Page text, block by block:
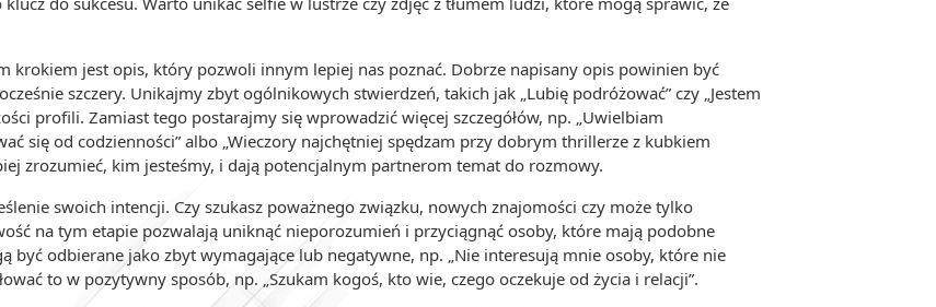
krokiem jest opis, który pozwoli innym lepiej nas poznać. Dobrze napisany opis powinien być
szczery. Unikajmy zbyt ogólnikowych stwierdzeń, takich jak „Lubię podróżować” czy „Jestem
profili. Zamiast tego postarajmy się wprowadzić więcej szczegółów, np. „Uwielbiam
się od codzienności” albo „Wieczory najchętniej spędzam przy dobrym thrillerze z kubkiem
zrozumieć, kim jesteśmy, i dają potencjalnym partnerom temat do rozmowy.
swoich intencji. Czy szukasz poważnego związku, nowych znajomości czy może tylko
na tym etapie pozwalają uniknąć nieporozumień i przyciągnąć osoby, które mają podobne
być odbierane jako zbyt wymagające lub negatywne, np. „Nie interesują mnie osoby, które nie
to w pozytywny sposób, np. „Szukam kogoś, kto wie, czego oczekuje od życia i relacji”.